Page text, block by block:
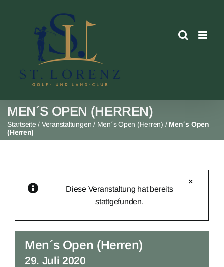
MEN´S OPEN (HERREN)
Startseite / Veranstaltungen / Men´s Open (Herren) / Men´s Open
(Herren)
Diese Veranstaltung hat bereits
stattgefunden.
×
Men´s Open (Herren)
29. Juli 2020